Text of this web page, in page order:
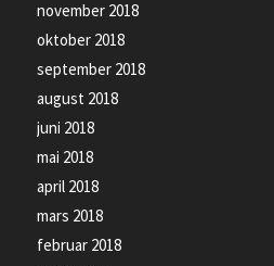
november 2018
oktober 2018
september 2018
august 2018
juni 2018
mai 2018
april 2018
mars 2018
februar 2018